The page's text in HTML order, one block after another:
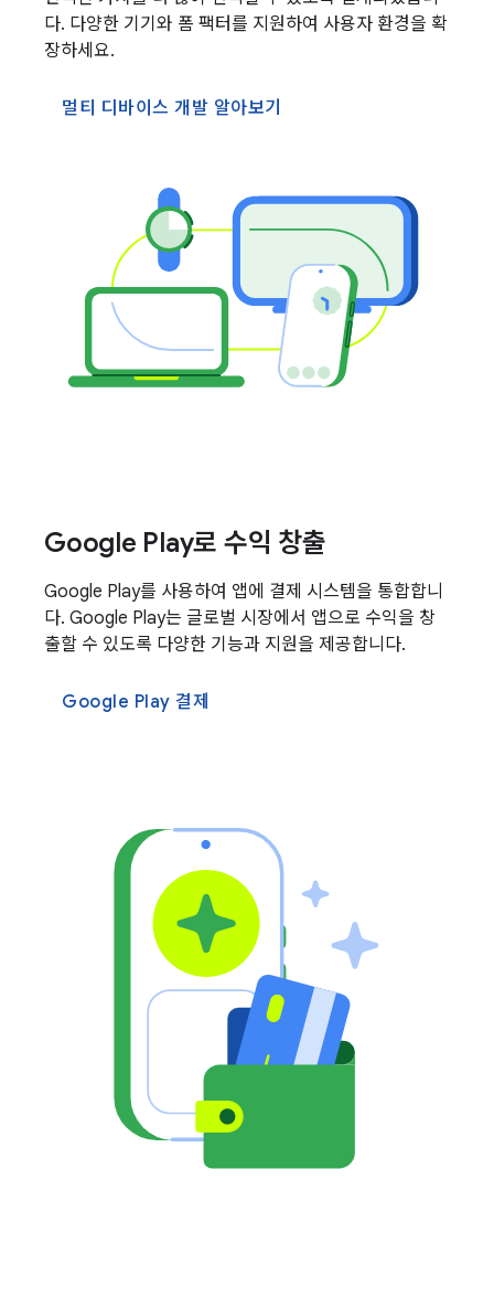
다. 다양한 기기와 폼 팩터를 지원하여 사용자 환경을 확
장하세요.
멀티 디바이스 개발 알아보기
Google Play로 수익 창출
Google Play를 사용하여 앱에 결제 시스템을 통합합니
다. Google Play는 글로벌 시장에서 앱으로 수익을 창
출할 수 있도록 다양한 기능과 지원을 제공합니다.
Google Play 결제